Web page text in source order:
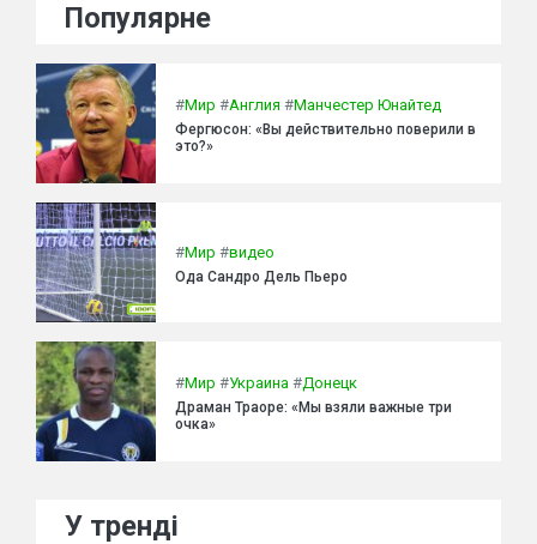
Популярне
#Мир #Англия #Манчестер Юнайтед
Фергюсон: «Вы действительно поверили в
это?»
#Мир #видео
Ода Сандро Дель Пьеро
#Мир #Украина #Донецк
Драман Траоре: «Мы взяли важные три
очка»
У тренді